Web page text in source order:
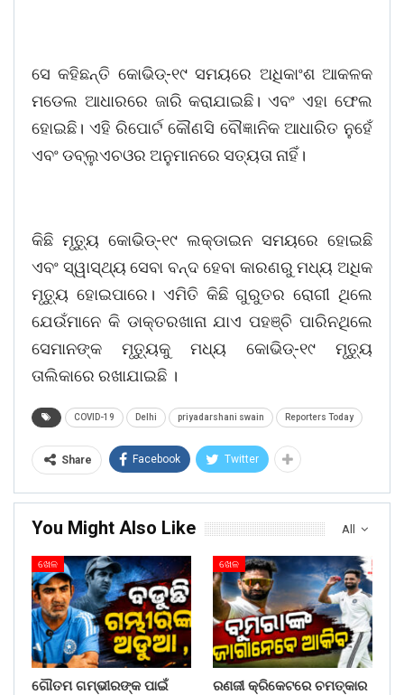
ସେ କହିଛନ୍ତି କୋଭିଡ୍-୧୯ ସମୟରେ ଅଧିକାଂଶ ଆକଳକ
ମଡେଲ ଆଧାରରେ ଜାରି କରାଯାଇଛି। ଏବଂ ଏହା ଫେଲ
ହୋଇଛି। ଏହି ରିପୋର୍ଟ କୌଣସି ବୌଜ୍ଞାନିକ ଆଧାରିତ ନୁହେଁ
ଏବଂ ଡବ୍ଲୁଏଚଓର ଅନୁମାନରେ ସତ୍ୟତା ନାହିଁ।
କିଛି ମୃତ୍ୟୁ କୋଭିଡ୍‌-୧୯ ଲକ୍‌ଡାଇନ ସମୟରେ ହୋଇଛି
ଏବଂ ସ୍ୱାସ୍ଥ୍ୟ ସେବା ବନ୍ଦ ହେବା କାରଣରୁ ମଧ୍ୟ ଅଧିକ
ମୃତ୍ୟୁ ହୋଇପାରେ। ଏମିତି କିଛି ଗୁରୁତର ରୋଗୀ ଥିଲେ
ଯେଉଁମାନେ କି ଡାକ୍ତରଖାନା ଯାଏ ପହଞ୍ଚି ପାରିନଥିଲେ
ସେମାନଙ୍କ ମୃତ୍ୟୁକୁ ମଧ୍ୟ କୋଭିଡ୍‌-୧୯ ମୃତ୍ୟୁ
ତାଲିକାରେ ରଖାଯାଇଛି ।
COVID-19 Delhi priyadarshani swain Reporters Today
Share Facebook Twitter
All
You Might Also Like
ଖେଳ
ଗୌତମ ଗମ୍ଭୀରଙ୍କ ପାଇଁ
ଖେଳ
ରଣଜୀ କ୍ରିକେଟରେ ଚମତ୍କାର